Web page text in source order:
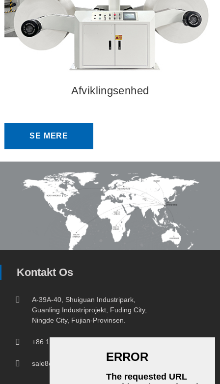
Afviklingsenhed
SE MERE
Kontakt Os
A-39A-40, Shuiguan Industripark,
Guanling Industriprojekt, Fuding City,
Ningde City, Fujian-Provinsen.
+86 18150207107
sale8@chprintingmachine.com